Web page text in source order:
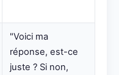
"Voici ma
réponse, est-ce
juste ? Si non,